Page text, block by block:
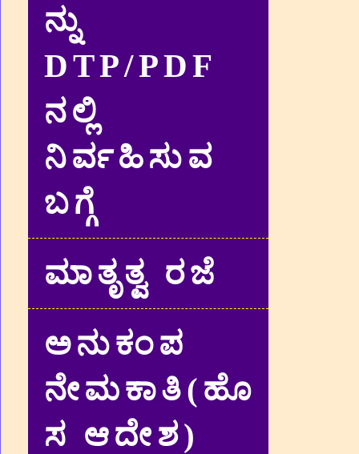
ನ್ನು
DTP/PDF
ನಲ್ಲಿ
ನಿರ್ವಹಿಸುವ
ಬಗ್ಗೆ
ಮಾತೃತ್ವ ರಜೆ
ಅನುಕಂಪ
ನೇಮಕಾತಿ(ಹೊ
ಸ ಆದೇಶ)